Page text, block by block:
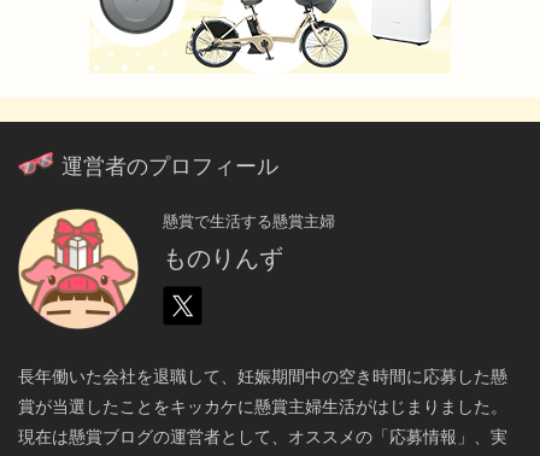
運営者のプロフィール
懸賞で生活する懸賞主婦
ものりんず
長年働いた会社を退職して、妊娠期間中の空き時間に応募した懸
賞が当選したことをキッカケに懸賞主婦生活がはじまりました。
現在は懸賞ブログの運営者として、オススメの「応募情報」、実